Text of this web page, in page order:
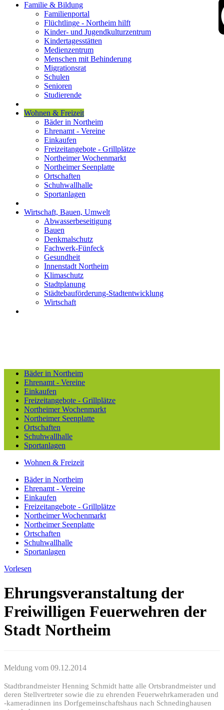
Familie & Bildung
Familienportal
Flüchtlinge - Northeim hilft
Kinder- und Jugendkulturzentrum
Kindertagesstätten
Medienzentrum
Menschen mit Behinderung
Migrationsrat
Schulen
Senioren
Studierende
Wohnen & Freizeit
Bäder in Northeim
Ehrenamt - Vereine
Einkaufen
Freizeitangebote - Grillplätze
Northeimer Wochenmarkt
Northeimer Seenplatte
Ortschaften
Schuhwallhalle
Sportanlagen
Wirtschaft, Bauen, Umwelt
Abwasserbeseitigung
Bauen
Denkmalschutz
Fachwerk-Fünfeck
Gesundheit
Innenstadt Northeim
Klimaschutz
Stadtplanung
Städtebauförderung-Stadtentwicklung
Wirtschaft
Bäder in Northeim
Ehrenamt - Vereine
Einkaufen
Freizeitangebote - Grillplätze
Northeimer Wochenmarkt
Northeimer Seenplatte
Ortschaften
Schuhwallhalle
Sportanlagen
Wohnen & Freizeit
Bäder in Northeim
Ehrenamt - Vereine
Einkaufen
Freizeitangebote - Grillplätze
Northeimer Wochenmarkt
Northeimer Seenplatte
Ortschaften
Schuhwallhalle
Sportanlagen
Vorlesen
Ehrungsveranstaltung der
Freiwilligen Feuerwehren der
Stadt Northeim
Meldung vom 09.12.2014
Stadtbrandmeister Henning Schmidt hatte alle Ortsbrandmeister und
deren Stellvertreter sowie die zu ehrenden Feuerwehrkameraden und
-kameradinnen ins Dorfgemeinschaftshaus nach Schnedinghausen